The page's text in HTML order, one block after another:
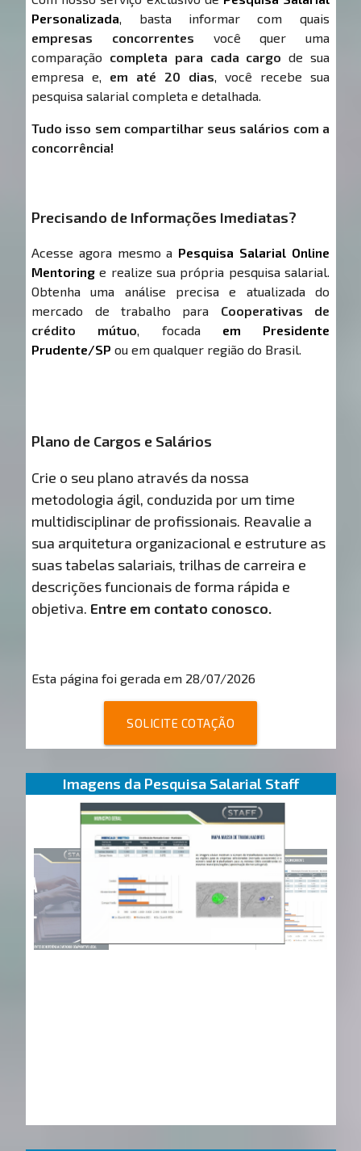
Personalizada, basta informar com quais
empresas concorrentes você quer uma
comparação completa para cada cargo de sua
empresa e, em até 20 dias, você recebe sua
pesquisa salarial completa e detalhada.
Tudo isso sem compartilhar seus salários com a
concorrência!
Precisando de Informações Imediatas?
Acesse agora mesmo a Pesquisa Salarial Online
Mentoring e realize sua própria pesquisa salarial.
Obtenha uma análise precisa e atualizada do
mercado de trabalho para Cooperativas de
crédito mútuo, focada em Presidente
Prudente/SP ou em qualquer região do Brasil.
Plano de Cargos e Salários
Crie o seu plano através da nossa
metodologia ágil, conduzida por um time
multidisciplinar de profissionais. Reavalie a
sua arquitetura organizacional e estruture as
suas tabelas salariais, trilhas de carreira e
descrições funcionais de forma rápida e
objetiva. Entre em contato conosco.
Esta página foi gerada em 28/07/2026
SOLICITE COTAÇÃO
Imagens da Pesquisa Salarial Staff